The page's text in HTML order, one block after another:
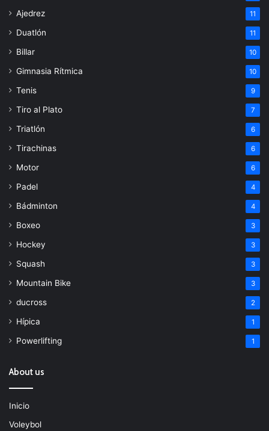
Ajedrez 11
Duatlón 11
Billar 10
Gimnasia Rítmica 10
Tenis 9
Tiro al Plato 7
Triatlón 6
Tirachinas 6
Motor 6
Padel 4
Bádminton 4
Boxeo 3
Hockey 3
Squash 3
Mountain Bike 3
ducross 2
Hípica 1
Powerlifting 1
About us
Inicio
Voleybol